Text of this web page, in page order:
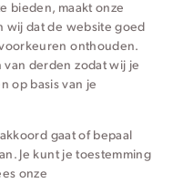
bieden, maakt onze
wij dat de website goed
onthouden.
derden zodat wij je
op basis van je
gaat of bepaal
Je kunt je toestemming
onze